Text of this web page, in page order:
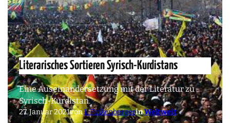
Literarisches Sortieren Syrisch-Kurdistans
Eine Auseinandersetzung mit der Literatur zu
Syrisch-Kurdistan.
27. Januar 2021vonJ. FinkenbergerinWeltweit